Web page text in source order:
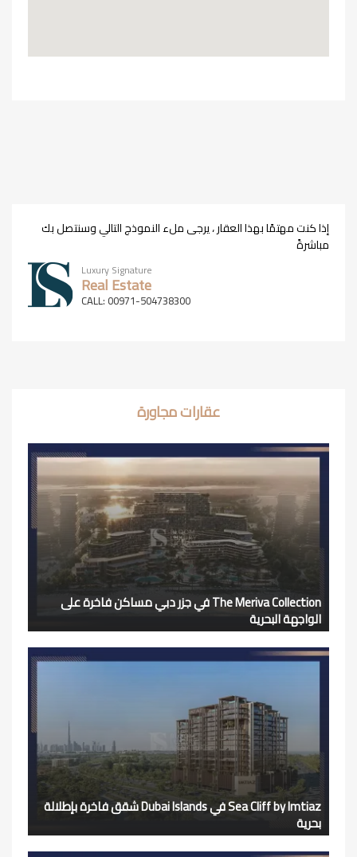
إذا كنت مهتمًا بهذا العقار ، يرجى ملء النموذج التالي وسنتصل بك
مباشرةً
Luxury Signature
Real Estate
CALL: 00971-504738300
عقارات مجاورة
The Meriva Collection في جزر دبي مساكن فاخرة على
الواجهة البحرية
Sea Cliff by Imtiaz في Dubai Islands شقق فاخرة بإطلالة
بحرية